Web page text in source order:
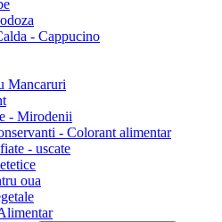
- Cappucino
Mancaruri
- Mirodenii
- Colorant alimentar
- uscate
oua